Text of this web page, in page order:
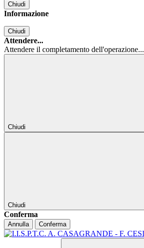
Chiudi
Informazione
Chiudi
Attendere...
Attendere il completamento dell'operazione...
Chiudi
Chiudi
Conferma
Annulla Conferma